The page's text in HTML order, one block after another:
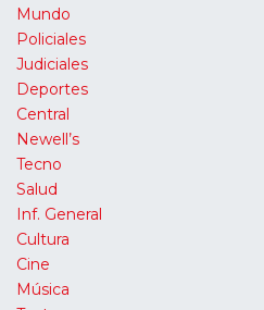
Mundo
Policiales
Judiciales
Deportes
Central
Newell’s
Tecno
Salud
Inf. General
Cultura
Cine
Música